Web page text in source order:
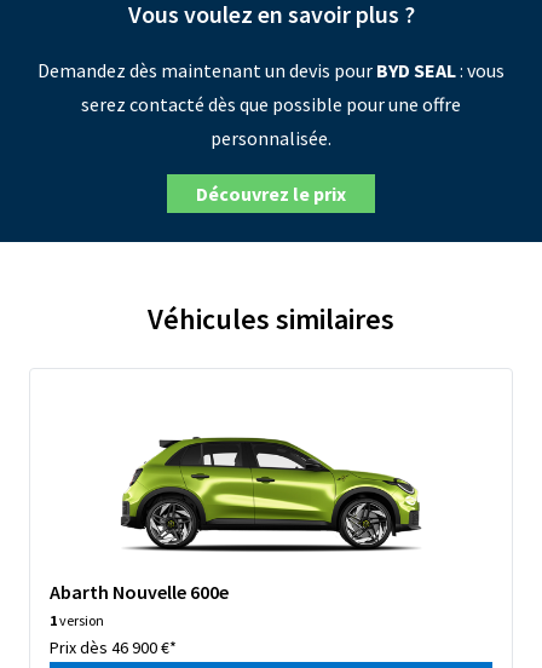
Vous voulez en savoir plus ?
Demandez dès maintenant un devis pour BYD SEAL: vous
serez contacté dès que possible pour une offre
personnalisée.
Découvrez le prix
Véhicules similaires
Abarth Nouvelle 600e
1version
Prix dès 46 900 €*